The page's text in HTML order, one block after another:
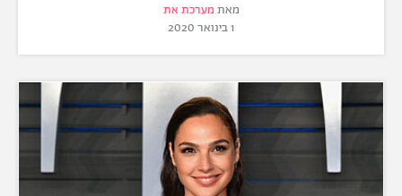
מאת מערכת את
1 בינואר 2020